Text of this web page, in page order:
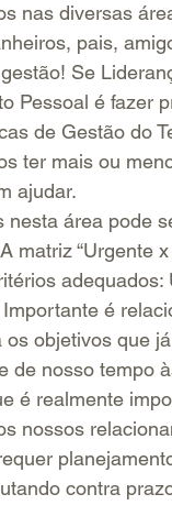
nas diversas
pais,
Se
Pessoal é fazer
de Gestão do
ter mais ou
ajudar.
área pode
matriz “Urgente
é
objetivos que
de nosso tempo
é realmente
nossos
contra